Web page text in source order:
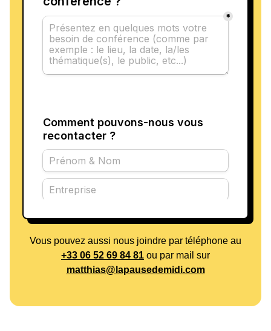
Vous pouvez aussi nous joindre par téléphone au
+33 06 52 69 84 81 ou par mail sur
matthias@lapausedemidi.com